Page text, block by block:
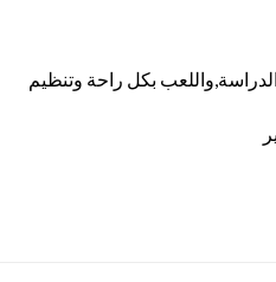
بكل راحة وتنظيم